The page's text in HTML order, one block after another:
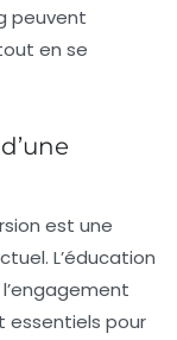
peuvent
en se
est une
L’éducation
essentiels pour